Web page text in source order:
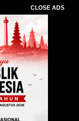
CLOSE ADS